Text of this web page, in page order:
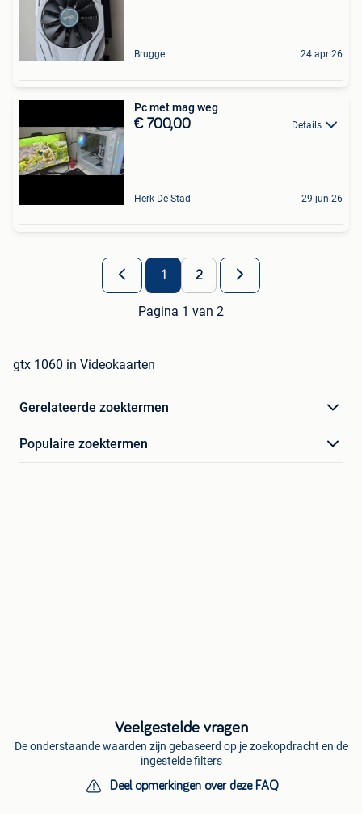
Brugge 24 apr 26
Pc met mag weg
€ 700,00 Details
Herk-De-Stad 29 jun 26
1 2
Pagina 1 van 2
gtx 1060 in Videokaarten
Gerelateerde zoektermen
Populaire zoektermen
Veelgestelde vragen
De onderstaande waarden zijn gebaseerd op je zoekopdracht en de
ingestelde filters
Deel opmerkingen over deze FAQ